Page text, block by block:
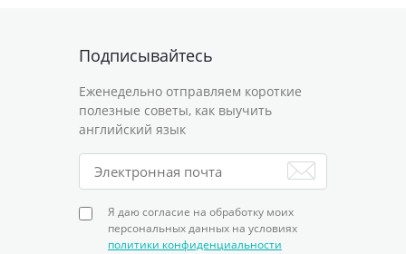
Подписывайтесь
Еженедельно отправляем короткие
полезные советы, как выучить
английский язык
Я даю согласие на обработку моих
персональных данных на условиях
политики конфиденциальности